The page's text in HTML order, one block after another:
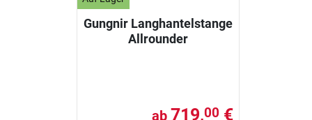
Gungnir Langhantelstange
Allrounder
ab 719,00 €